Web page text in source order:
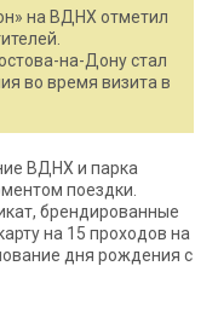
на ВДНХ отметил
на-Дону стал
во время визита в
ВДНХ и парка
поездки.
брендированные
на 15 проходов на
дня рождения с